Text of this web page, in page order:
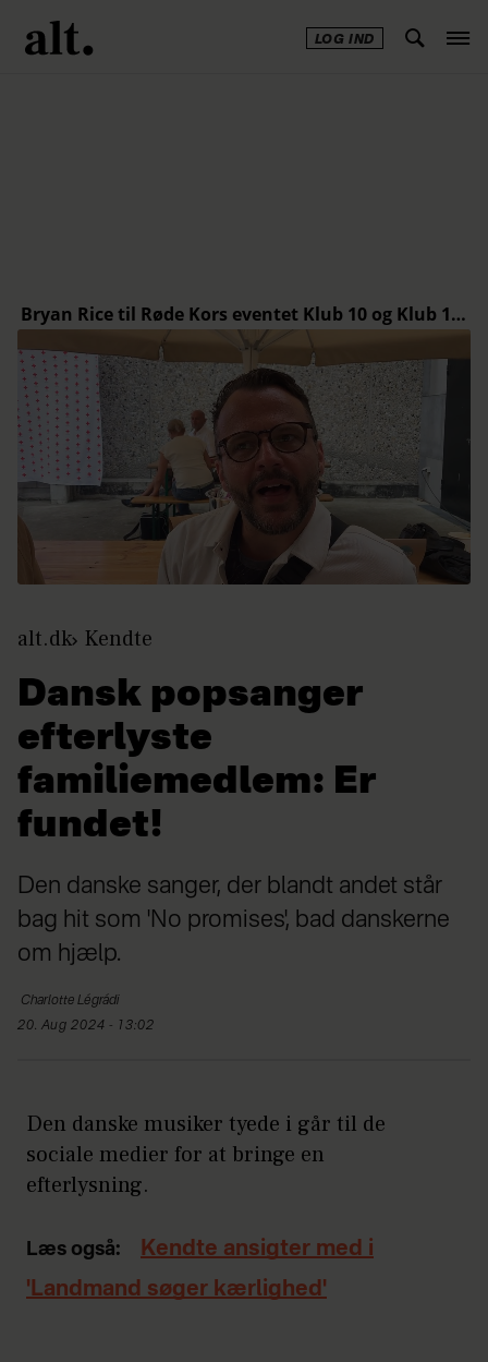
LOG IND
alt.dk Kendte
Dansk popsanger
efterlyste
familiemedlem: Er
fundet!
Den danske sanger, der blandt andet står
bag hit som 'No promises', bad danskerne
om hjælp.
Charlotte Légrádi
20. Aug 2024 - 13:02
Den danske musiker tyede i går til de
sociale medier for at bringe en
efterlysning.
Læs også:
Kendte ansigter med i
'Landmand søger kærlighed'